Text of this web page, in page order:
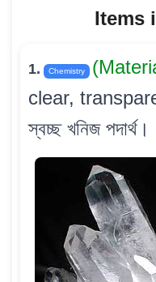
Items
1. Chemistry
clear,
স্বচ্ছ খনিজ পদাৰ্থ।